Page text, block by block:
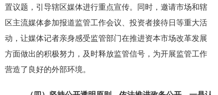
置议题，引导辖区媒体进行重点宣传。同时，邀请市场和辖
区主流媒体参加报道监管工作会议、投资者接待日等重大活
动，让媒体记者亲身感受监管部门在推进资本市场改革发展
方面做出的积极努力，及时释放监管信号，为开展监管工作
营造了良好的外部环境。